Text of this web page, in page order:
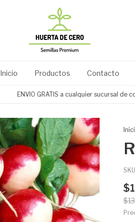
Inicio Productos Contacto
ENVIO GRATIS a cualquier sucursal de